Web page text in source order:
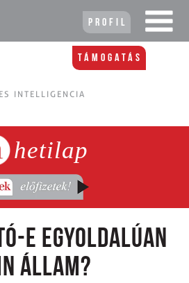
Profil
Támogatás
INTELLIGENCIA
hetilap
e egyoldalúan
állam?